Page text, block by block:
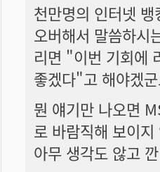
천만명의 인터넷
오버해서 말씀하시
리면 "이번 기회에
좋겠다"고 해야겠
뭔 얘기만 나오면
로 바람직해 보이
아무 생각도 않고